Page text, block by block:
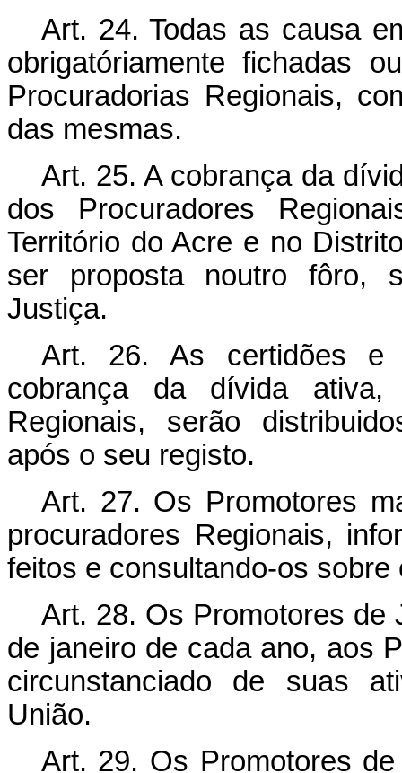
Art. 24. Todas as causa
obrigatóriamente fichadas
Procuradorias Regionais,
das mesmas.
Art. 25. A cobrança da
dos Procuradores
Território do Acre e no
ser proposta noutro fôro,
Justiça.
Art. 26. As certidões e
cobrança da dívida ativa,
Regionais, serão
após o seu registo.
Art. 27. Os Promotores
procuradores Regionais,
feitos e consultando-os
Art. 28. Os Promotores de
de janeiro de cada ano, aos
circunstanciado de suas
União.
Art. 29. Os Promotores